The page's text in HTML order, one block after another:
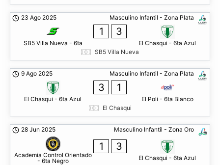
Masculino Infantil - Zona Plata
23 Ago 2025
SB5 Villa Nueva - 6ta
1 3
El Chasqui - 6ta Azul
SB5 Villa Nueva
Masculino Infantil - Zona Plata
9 Ago 2025
El Chasqui - 6ta Azul
3 1
El Poli - 6ta Blanco
El Chasqui
Masculino Infantil - Zona Oro
28 Jun 2025
Academia Control Orientado
- 6ta Negro
1 3
El Chasqui - 6ta Azul